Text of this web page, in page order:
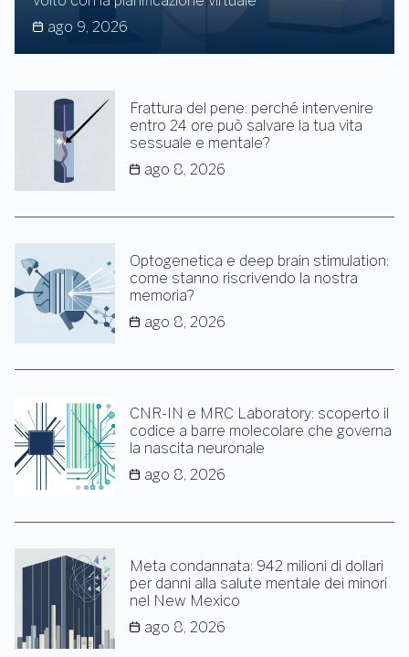
ago 9, 2026
Frattura del pene: perché intervenire
entro 24 ore può salvare la tua vita
sessuale e mentale?
ago 8, 2026
Optogenetica e deep brain stimulation:
come stanno riscrivendo la nostra
memoria?
ago 8, 2026
CNR-IN e MRC Laboratory: scoperto il
codice a barre molecolare che governa
la nascita neuronale
ago 8, 2026
Meta condannata: 942 milioni di dollari
per danni alla salute mentale dei minori
nel New Mexico
ago 8, 2026